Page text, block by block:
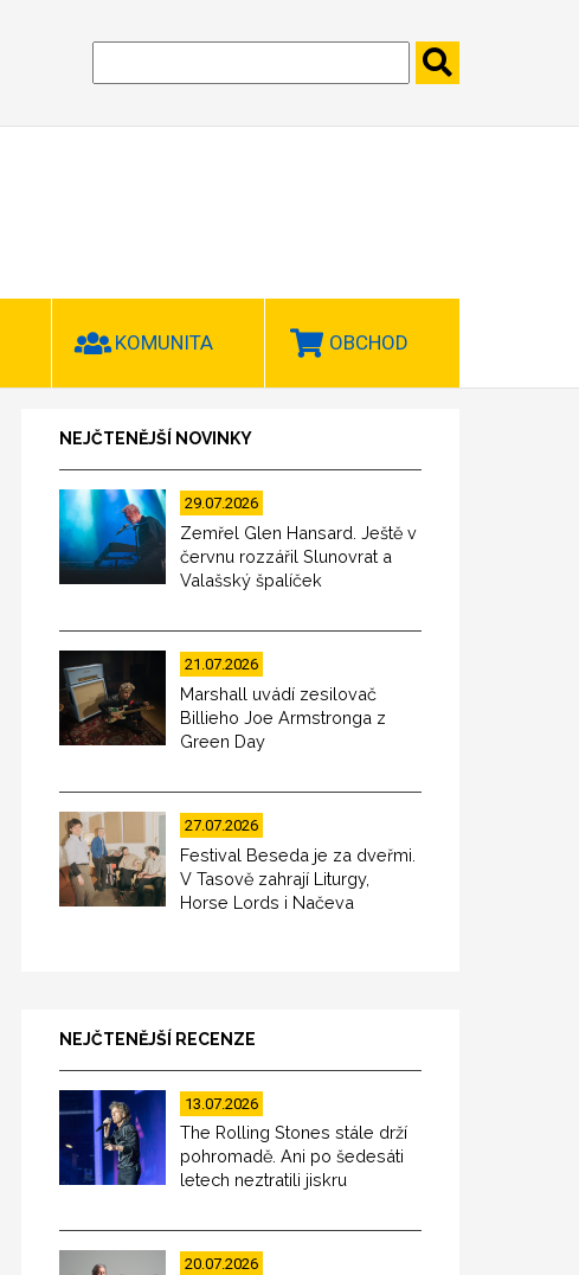
KOMUNITA OBCHOD
NEJČTENĚJŠÍ NOVINKY
29.07.2026
Zemřel Glen Hansard. Ještě v
červnu rozzářil Slunovrat a
Valašský špalíček
21.07.2026
Marshall uvádí zesilovač
Billieho Joe Armstronga z
Green Day
27.07.2026
Festival Beseda je za dveřmi.
V Tasově zahrají Liturgy,
Horse Lords i Načeva
NEJČTENĚJŠÍ RECENZE
13.07.2026
The Rolling Stones stále drží
pohromadě. Ani po šedesáti
letech neztratili jiskru
20.07.2026